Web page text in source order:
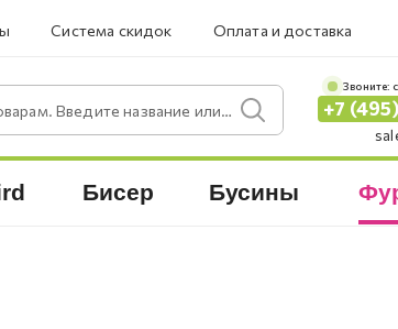
Система скидок Оплата и доставка
Введите название или артикул.
Звоните:
+7
Бисер Бусины